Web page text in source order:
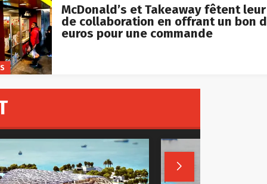
McDonald’s et Takeaway fêtent
de collaboration en offrant un bon
euros pour une commande
